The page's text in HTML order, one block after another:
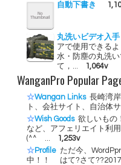
自動下書き
丸洗いビデオ入手
アで使用できる
水・防塵の丸洗
て，...
1,064v
WanganPro Popular
☆Wangan Links長崎湾岸
ト、会社サイト、自治体
☆Wish Goods欲しいもの
など、アフェリエイト利
(^^ゞ...
1,253v
☆Profile ただ今、
中！！ はて?さて